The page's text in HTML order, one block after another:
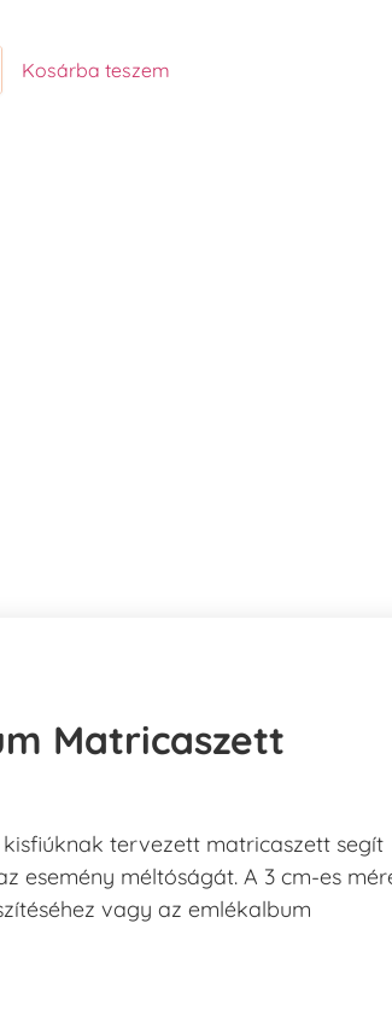
Kosárba teszem
Matricaszett
tervezett matricaszett segít
esemény méltóságát. A 3 cm-es
vagy az emlékalbum